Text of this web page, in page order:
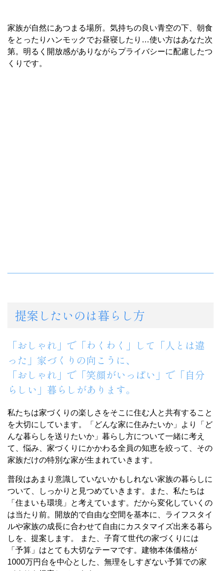
家族が自然にあつまる場所。気持ちの良い青空の下、朝食
をとったりハンモックでお昼寝したり…使い方はあなた次
第。明るく開放感がありながらプライバシーに配慮したつ
くりです。
提案したいのは暮らし方
「おしゃれ」で「わくわく」して「人とは違
った」家づくりの向こうに、
「おしゃれ」で「笑顔がいっぱい」で「自分
らしい」暮らしがあります。
私たちは家づくりの楽しさをそこに住む人と共有すること
を大切にしています。「どんな家に住みたいか」より「ど
んな暮らしを送りたいか」暮らし方について一緒に考え
て、悩み、家づくりにかかわる全員の知恵を絞って、その
家族だけの特別な家が生まれていきます。
普段はあまり意識していないかもしれない家族の暮らしに
ついて、しっかりと見つめていきます。また、私たちは
「住まいも環境」と考えています。だから変化していくの
は当たり前。開放的で自由な空間を基本に、ライフスタイ
ルや家族の成長に合わせて自由にカスタマイズ出来る暮ら
しを、提案します。 また、子育て世代の家づくりには
「予算」はとても大切なテーマです。建物本体価格が
1000万円台を中心とした、無理をしすぎない予算での家